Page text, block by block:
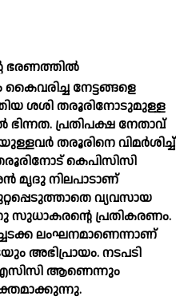
ഭരണത്തില്‍
നേട്ടങ്ങളെ
ശശി തരൂരിനോടുമുള്ള
പ്രതിപക്ഷ നേതാവ്
തരൂരിനെ വിമര്‍ശിച്ച്
കെപിസിസി
മൃദു നിലപാടാണ്
വ്യവസായ
സുധാകരന്റെ പ്രതികരണം.
ലംഘനമാണെന്നാണ്
അഭിപ്രായം. നടപടി
ആണെന്നും